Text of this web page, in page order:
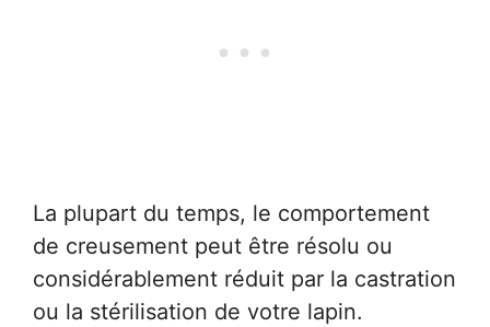
La plupart du temps, le comportement
de creusement peut être résolu ou
considérablement réduit par la castration
ou la stérilisation de votre lapin.